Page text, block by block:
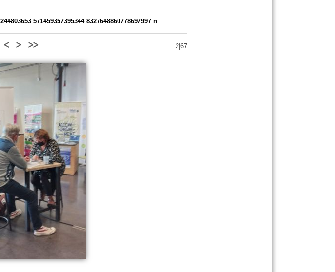
244803653 571459357395344 8327648860778697997 n
2|67
< > >>